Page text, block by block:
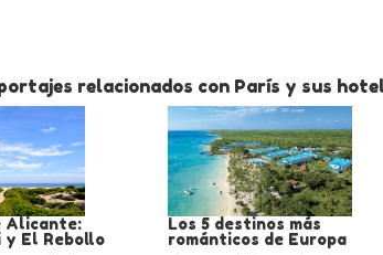
relacionados con París y sus
Alicante:
y El Rebollo
Los 5 destinos más
románticos de Europa